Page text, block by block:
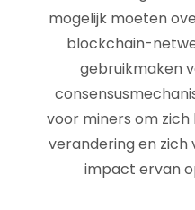
mogelijk moeten
blockchain-
gebruikmaken
voor miners om zich
verandering en
impact ervan